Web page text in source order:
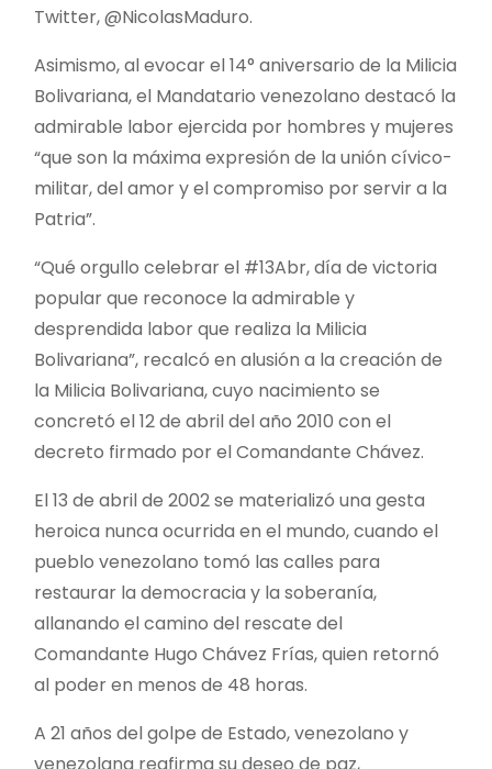
Twitter, @NicolasMaduro.
Asimismo, al evocar el 14° aniversario de la Milicia
Bolivariana, el Mandatario venezolano destacó la
admirable labor ejercida por hombres y mujeres
“que son la máxima expresión de la unión cívico-
militar, del amor y el compromiso por servir a la
Patria”.
“Qué orgullo celebrar el #13Abr, día de victoria
popular que reconoce la admirable y
desprendida labor que realiza la Milicia
Bolivariana”, recalcó en alusión a la creación de
la Milicia Bolivariana, cuyo nacimiento se
concretó el 12 de abril del año 2010 con el
decreto firmado por el Comandante Chávez.
El 13 de abril de 2002 se materializó una gesta
heroica nunca ocurrida en el mundo, cuando el
pueblo venezolano tomó las calles para
restaurar la democracia y la soberanía,
allanando el camino del rescate del
Comandante Hugo Chávez Frías, quien retornó
al poder en menos de 48 horas.
A 21 años del golpe de Estado, venezolano y
venezolana reafirma su deseo de paz,